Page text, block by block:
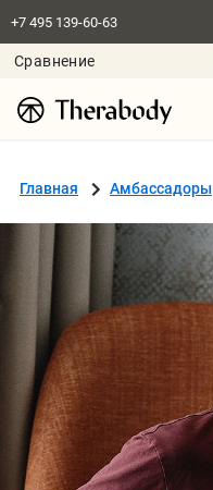
+7 495 139-60-63
Сравнение
Главная Амбассадоры